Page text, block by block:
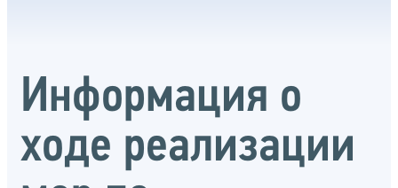
Информация о
ходе реализации